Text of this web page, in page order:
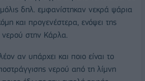
δηλ. εμφανίστηκαν νεκρά ψάρια
και προγενέστερα, ενόψει της
στην Κάρλα.
αν υπάρχει και ποιο είναι το
νερού από τη λίμνη